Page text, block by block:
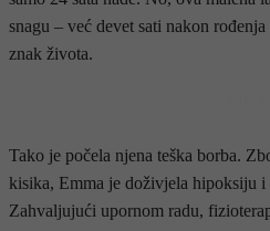
snagu – već devet sati nakon
znak života.
Tako je počela njena teška borba.
kisika, Emma je doživjela hipoksiju i
Zahvaljujući upornom radu,